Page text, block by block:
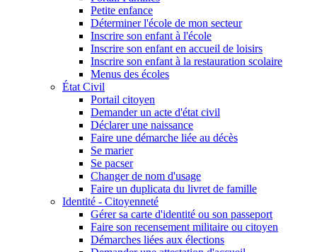
Petite enfance
Déterminer l'école de mon secteur
Inscrire son enfant à l'école
Inscrire son enfant en accueil de loisirs
Inscrire son enfant à la restauration scolaire
Menus des écoles
État Civil
Portail citoyen
Demander un acte d'état civil
Déclarer une naissance
Faire une démarche liée au décès
Se marier
Se pacser
Changer de nom d'usage
Faire un duplicata du livret de famille
Identité - Citoyenneté
Gérer sa carte d'identité ou son passeport
Faire son recensement militaire ou citoyen
Démarches liées aux élections